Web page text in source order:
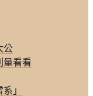
公
量看看
」